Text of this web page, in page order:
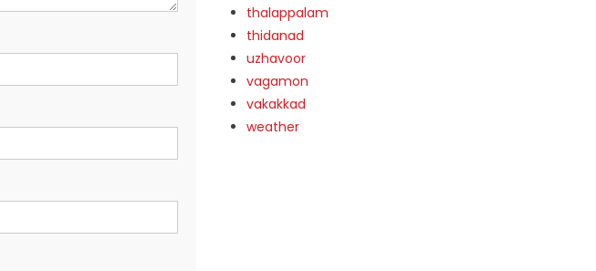
thalappalam
thidanad
uzhavoor
vagamon
vakakkad
weather